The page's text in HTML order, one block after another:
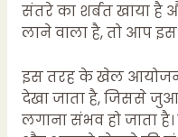
संतरे का शर्बत खाया है
लाने वाला है, तो आप इस
इस तरह के खेल आयोजनों
देखा जाता है, जिससे
लगाना संभव हो जाता